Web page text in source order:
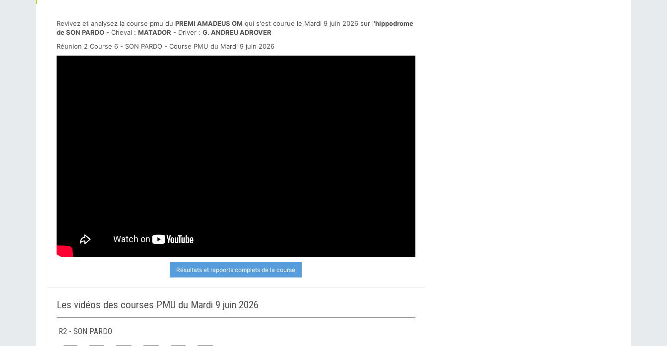
Revivez et analysez la course pmu du PREMI AMADEUS OM qui s'est courue le Mardi 9 juin 2026 sur l'hippodrome
de SON PARDO - Cheval : MATADOR - Driver : G. ANDREU ADROVER
Réunion 2 Course 6 - SON PARDO - Course PMU du Mardi 9 juin 2026
Résultats et rapports complets de la course
Les vidéos des courses PMU du Mardi 9 juin 2026
R2 - SON PARDO